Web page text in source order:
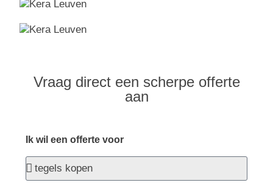
Vraag direct een scherpe offerte
aan
Ik wil een offerte voor